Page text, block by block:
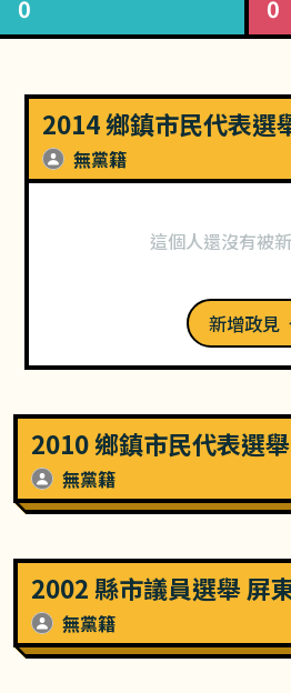
0 0
2014 鄉鎮市民代表選
無黨籍
這個人還沒有被
新增政見
2010 鄉鎮市民代表選
無黨籍
2002 縣市議員選舉 屏
無黨籍